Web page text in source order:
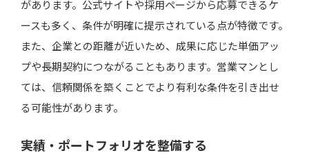
があります。公式サイトや採用ページから応募できるケ
ースも多く、条件が明確に提示されている点が特徴です。
また、企業との距離が近いため、成果に応じた単価アッ
プや長期契約につながることもあります。営業マンとし
ては、信頼関係を築くことでより有利な条件を引き出せ
る可能性があります。
実績・ポートフォリオを整備する